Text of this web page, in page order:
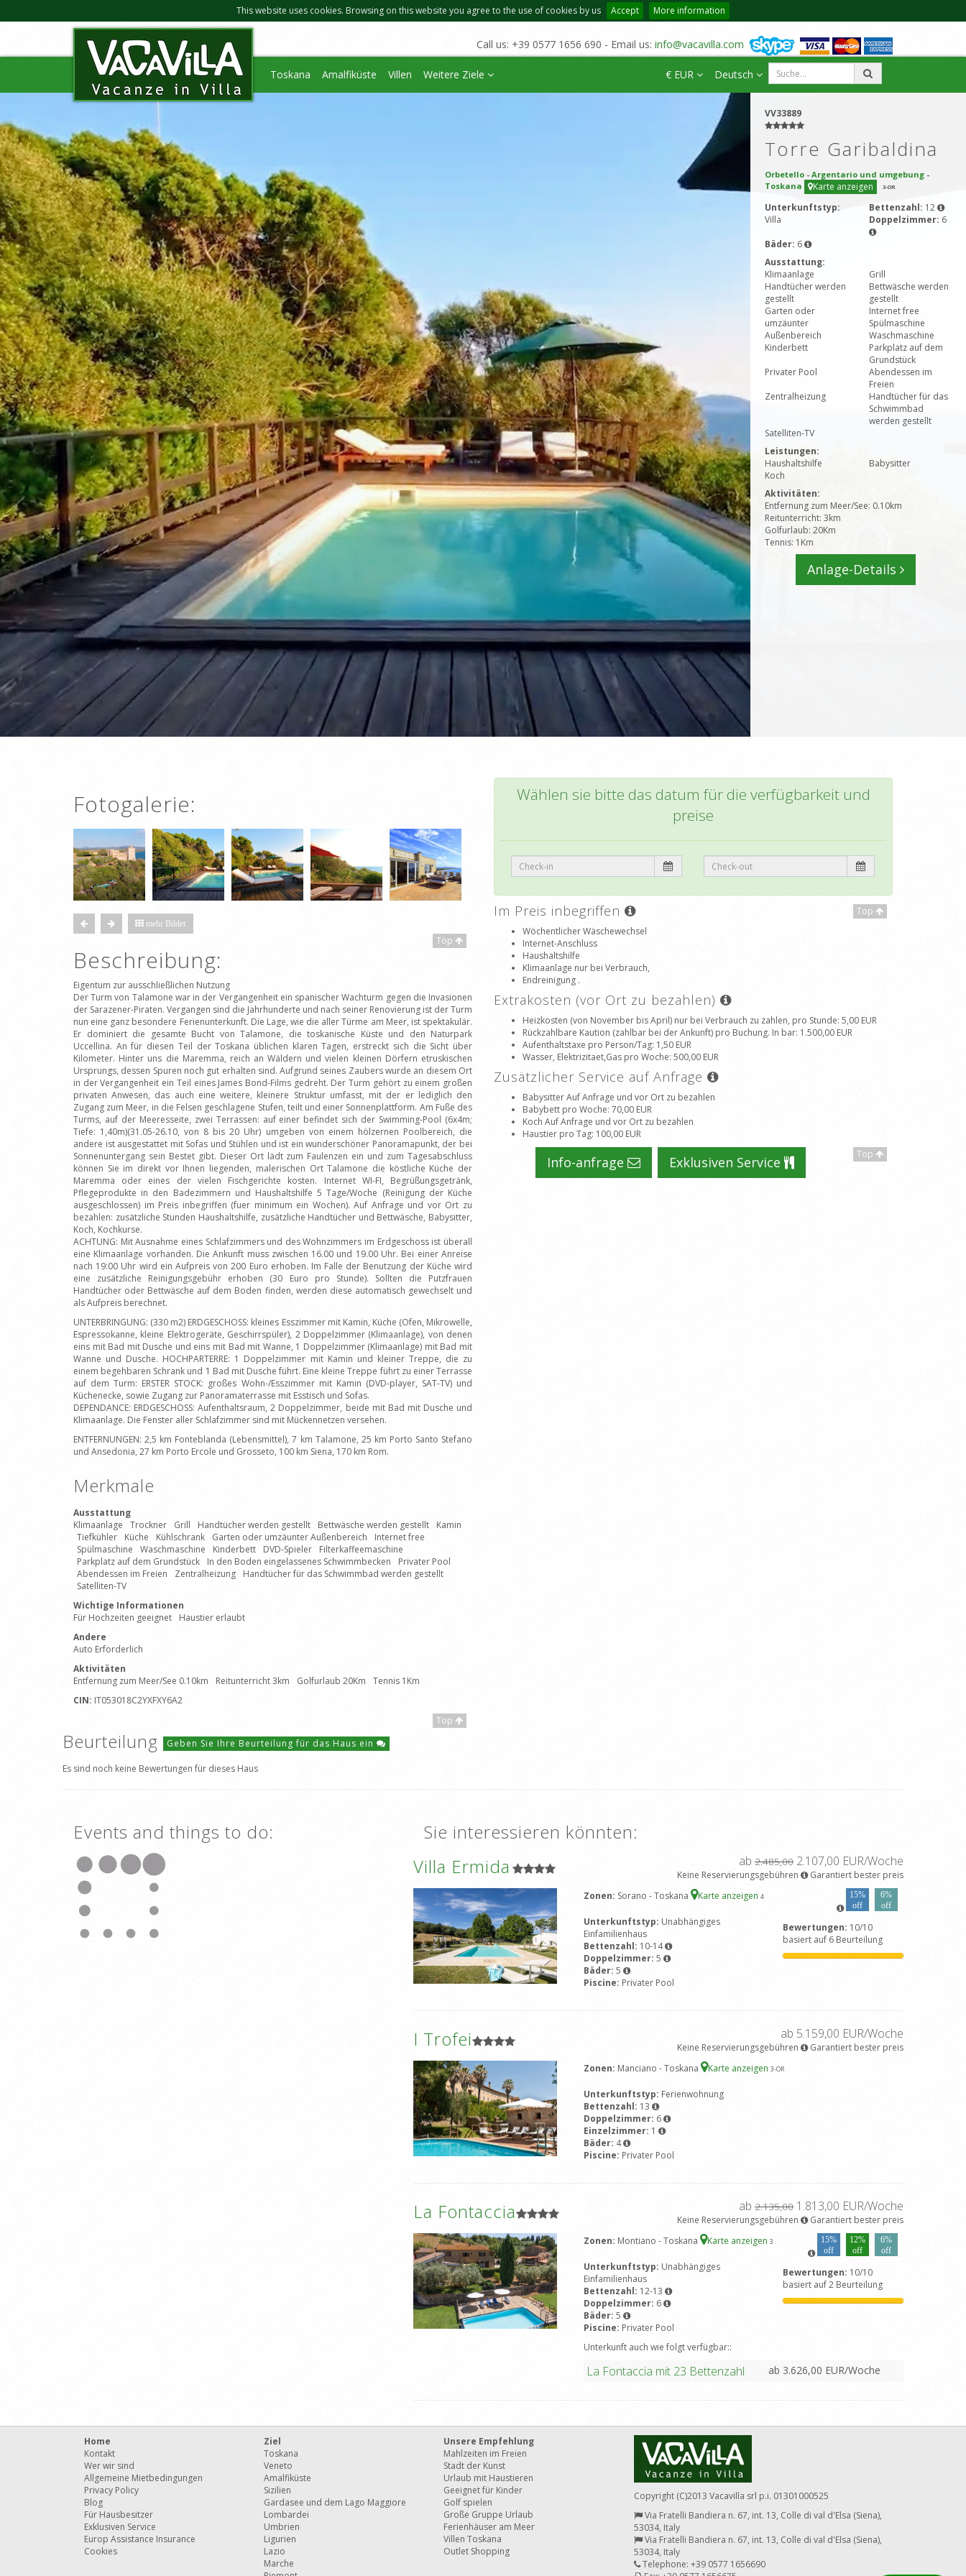
This website uses cookies. Browsing on this website you agree to the use of cookies by us Accept More information
Call us: +39 0577 1656 690 - Email us: info@vacavilla.com
Toskana Amalfiküste Villen Weitere Ziele € EUR Deutsch
VV33889
Torre Garibaldina
Orbetello - Argentario und umgebung -
Toskana
Karte anzeigen 3-OR
Unterkunftstyp:
Villa
Bettenzahl: 12
Doppelzimmer: 6
Bäder: 6
Ausstattung:
Klimaanlage
Grill
Handtücher werden
gestellt
Bettwäsche werden
gestellt
Garten oder
umzäunter
Außenbereich
Internet free
Spülmaschine
Waschmaschine
Kinderbett
Parkplatz auf dem
Grundstück
Privater Pool
Abendessen im
Freien
Zentralheizung
Handtücher für das
Schwimmbad
werden gestellt
Satelliten-TV
Leistungen:
Haushaltshilfe
Babysitter
Koch
Aktivitäten:
Entfernung zum Meer/See: 0.10km
Reitunterricht: 3km
Golfurlaub: 20Km
Tennis: 1Km
Anlage-Details
Fotogalerie:
mehr Bilder
Top
Beschreibung:
Eigentum zur ausschließlichen Nutzung
Der Turm von Talamone war in der Vergangenheit ein spanischer Wachturm gegen die Invasionen
der Sarazener-Piraten. Vergangen sind die Jahrhunderte und nach seiner Renovierung ist der Turm
nun eine ganz besondere Ferienunterkunft. Die Lage, wie die aller Türme am Meer, ist spektakulär.
Er dominiert die gesamte Bucht von Talamone, die toskanische Küste und den Naturpark
Uccellina. An für diesen Teil der Toskana üblichen klaren Tagen, erstreckt sich die Sicht über
Kilometer. Hinter uns die Maremma, reich an Wäldern und vielen kleinen Dörfern etruskischen
Ursprungs, dessen Spuren noch gut erhalten sind. Aufgrund seines Zaubers wurde an diesem Ort
in der Vergangenheit ein Teil eines James Bond-Films gedreht. Der Turm gehört zu einem großen
privaten Anwesen, das auch eine weitere, kleinere Struktur umfasst, mit der er lediglich den
Zugang zum Meer, in die Felsen geschlagene Stufen, teilt und einer Sonnenplattform. Am Fuße des
Turms, auf der Meeresseite, zwei Terrassen: auf einer befindet sich der Swimming-Pool (6x4m;
Tiefe: 1,40m)(31.05-26.10, von 8 bis 20 Uhr) umgeben von einem hölzernen Poolbereich, die
andere ist ausgestattet mit Sofas und Stühlen und ist ein wunderschöner Panoramapunkt, der bei
Sonnenuntergang sein Bestet gibt. Dieser Ort lädt zum Faulenzen ein und zum Tagesabschluss
können Sie im direkt vor Ihnen liegenden, malerischen Ort Talamone die köstliche Küche der
Maremma oder eines der vielen Fischgerichte kosten. Internet WI-FI, Begrüßungsgetränk,
Pflegeprodukte in den Badezimmern und Haushaltshilfe 5 Tage/Woche (Reinigung der Küche
ausgeschlossen) im Preis inbegriffen (fuer minimum ein Wochen). Auf Anfrage und vor Ort zu
bezahlen: zusätzliche Stunden Haushaltshilfe, zusätzliche Handtücher und Bettwäsche, Babysitter,
Koch, Kochkurse.
ACHTUNG: Mit Ausnahme eines Schlafzimmers und des Wohnzimmers im Erdgeschoss ist überall
eine Klimaanlage vorhanden. Die Ankunft muss zwischen 16.00 und 19.00 Uhr. Bei einer Anreise
nach 19:00 Uhr wird ein Aufpreis von 200 Euro erhoben. Im Falle der Benutzung der Küche wird
eine zusätzliche Reinigungsgebühr erhoben (30 Euro pro Stunde). Sollten die Putzfrauen
Handtücher oder Bettwäsche auf dem Boden finden, werden diese automatisch gewechselt und
als Aufpreis berechnet.
UNTERBRINGUNG: (330 m2) ERDGESCHOSS: kleines Esszimmer mit Kamin, Küche (Ofen, Mikrowelle,
Espressokanne, kleine Elektrogeräte, Geschirrspüler), 2 Doppelzimmer (Klimaanlage), von denen
eins mit Bad mit Dusche und eins mit Bad mit Wanne, 1 Doppelzimmer (Klimaanlage) mit Bad mit
Wanne und Dusche. HOCHPARTERRE: 1 Doppelzimmer mit Kamin und kleiner Treppe, die zu
einem begehbaren Schrank und 1 Bad mit Dusche führt. Eine kleine Treppe führt zu einer Terrasse
auf dem Turm: ERSTER STOCK: großes Wohn-/Esszimmer mit Kamin (DVD-player, SAT-TV) und
Küchenecke, sowie Zugang zur Panoramaterrasse mit Esstisch und Sofas.
DEPENDANCE: ERDGESCHOSS: Aufenthaltsraum, 2 Doppelzimmer, beide mit Bad mit Dusche und
Klimaanlage. Die Fenster aller Schlafzimmer sind mit Mückennetzen versehen.
ENTFERNUNGEN: 2,5 km Fonteblanda (Lebensmittel), 7 km Talamone, 25 km Porto Santo Stefano
und Ansedonia, 27 km Porto Ercole und Grosseto, 100 km Siena, 170 km Rom.
Merkmale
Ausstattung
Klimaanlage
Trockner Grill Handtücher werden gestellt Bettwäsche werden gestellt
Kamin
Tiefkühler
Küche Kühlschrank Garten oder umzäunter Außenbereich
Internet free
Spülmaschine
Waschmaschine Kinderbett DVD-Spieler
Filterkaffeemaschine
Parkplatz auf dem Grundstück
In den Boden eingelassenes Schwimmbecken
Privater Pool
Abendessen im Freien
Zentralheizung
Handtücher für das Schwimmbad werden gestellt
Satelliten-TV
Wichtige Informationen
Für Hochzeiten geeignet
Haustier erlaubt
Andere
Auto Erforderlich
Aktivitäten
Entfernung zum Meer/See 0.10km
Reitunterricht 3km Golfurlaub 20Km
Tennis 1Km
CIN: IT053018C2YXFXY6A2
Top
Wählen sie bitte das datum für die verfügbarkeit und
preise
Top
Im Preis inbegriffen
Wöchentlicher Wäschewechsel
Internet-Anschluss
Haushaltshilfe
Klimaanlage nur bei Verbrauch,
Endreinigung .
Extrakosten (vor Ort zu bezahlen)
Heizkosten (von November bis April) nur bei Verbrauch zu zahlen, pro Stunde: 5,00 EUR
Rückzahlbare Kaution (zahlbar bei der Ankunft) pro Buchung. In bar: 1.500,00 EUR
Aufenthaltstaxe pro Person/Tag: 1,50 EUR
Wasser, Elektrizitaet,Gas pro Woche: 500,00 EUR
Zusätzlicher Service auf Anfrage
Babysitter Auf Anfrage und vor Ort zu bezahlen
Babybett pro Woche: 70,00 EUR
Koch Auf Anfrage und vor Ort zu bezahlen
Haustier pro Tag: 100,00 EUR
Top
Info-anfrage Exklusiven Service
Beurteilung Geben Sie Ihre Beurteilung für das Haus ein
Es sind noch keine Bewertungen für dieses Haus
Events and things to do:
Sie interessieren könnten:
Villa Ermida
ab 2.485,00 2.107,00 EUR/Woche
Keine Reservierungsgebühren
Garantiert bester preis
Zonen: Sorano - Toskana Karte anzeigen 4
15%
off
6%
off
Unterkunftstyp: Unabhängiges
Einfamilienhaus
Bettenzahl: 10-14
Doppelzimmer: 5
Bäder: 5
Piscine: Privater Pool
Bewertungen: 10/10
basiert auf 6 Beurteilung
I Trofei ab 5.159,00 EUR/Woche
Keine Reservierungsgebühren
Garantiert bester preis
Zonen: Manciano - Toskana Karte anzeigen 3-OR
Unterkunftstyp: Ferienwohnung
Bettenzahl: 13
Doppelzimmer: 6
Einzelzimmer: 1
Bäder: 4
Piscine: Privater Pool
La Fontaccia ab 2.135,00 1.813,00 EUR/Woche
Keine Reservierungsgebühren
Garantiert bester preis
Zonen: Montiano - Toskana Karte anzeigen 3
15%
off
12%
off
6%
off
Unterkunftstyp: Unabhängiges
Einfamilienhaus
Bettenzahl: 12-13
Doppelzimmer: 6
Bäder: 5
Piscine: Privater Pool
Bewertungen: 10/10
basiert auf 2 Beurteilung
Unterkunft auch wie folgt verfügbar::
La Fontaccia mit 23 Bettenzahl ab 3.626,00 EUR/Woche
Home
Kontakt
Wer wir sind
Allgemeine Mietbedingungen
Privacy Policy
Blog
Für Hausbesitzer
Exklusiven Service
Europ Assistance Insurance
Cookies
Ziel
Toskana
Veneto
Amalfiküste
Sizilien
Gardasee und dem Lago Maggiore
Lombardei
Umbrien
Ligurien
Lazio
Marche
Unsere Empfehlung
Mahlzeiten im Freien
Stadt der Kunst
Urlaub mit Haustieren
Geeignet für Kinder
Golf spielen
Große Gruppe Urlaub
Ferienhäuser am Meer
Villen Toskana
Outlet Shopping
Copyright (C)2013 Vacavilla srl p.i. 01301000525
Via Fratelli Bandiera n. 67, int. 13, Colle di val d'Elsa (Siena),
53034, Italy
Via Fratelli Bandiera n. 67, int. 13, Colle di val d'Elsa (Siena),
53034, Italy
Telephone: +39 0577 1656690